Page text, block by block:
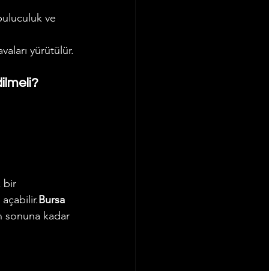
ve
yürütülür.
bir
Bursa
sonuna kadar